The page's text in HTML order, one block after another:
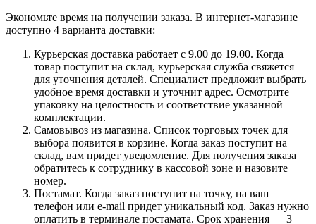
Экономьте время на получении заказа. В интернет-магазине
доступно 4 варианта доставки:
Курьерская доставка работает с 9.00 до 19.00. Когда
товар поступит на склад, курьерская служба свяжется
для уточнения деталей. Специалист предложит выбрать
удобное время доставки и уточнит адрес. Осмотрите
упаковку на целостность и соответствие указанной
комплектации.
Самовывоз из магазина. Список торговых точек для
выбора появится в корзине. Когда заказ поступит на
склад, вам придет уведомление. Для получения заказа
обратитесь к сотруднику в кассовой зоне и назовите
номер.
Постамат. Когда заказ поступит на точку, на ваш
телефон или e-mail придет уникальный код. Заказ нужно
оплатить в терминале постамата. Срок хранения — 3